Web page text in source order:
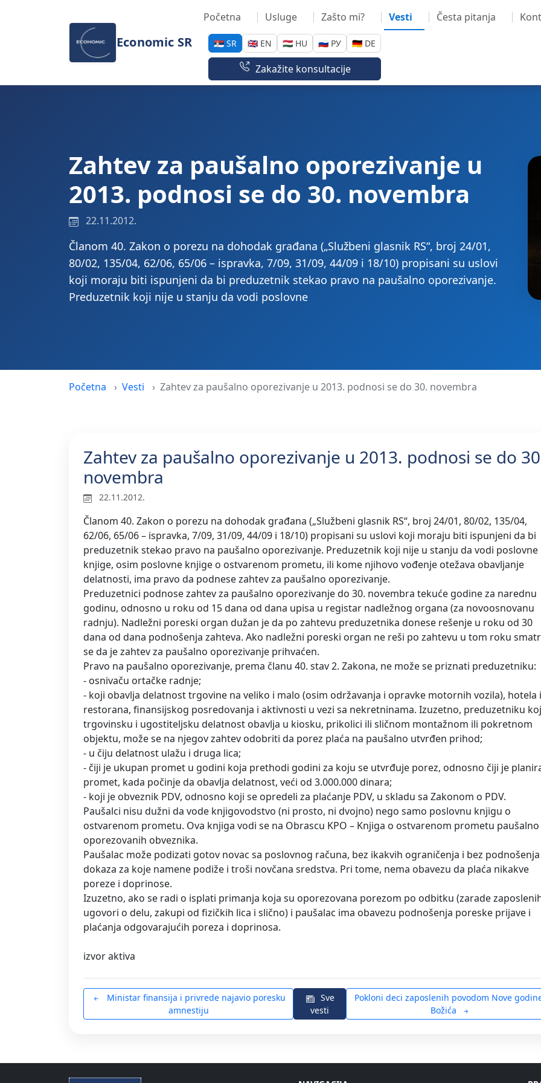
Economic SR
Početna Usluge Zašto mi? Vesti Česta pitanja
🇷🇸 SR 🇬🇧 EN 🇭🇺 HU 🇷🇺 РУ 🇩🇪 DE
Zakažite konsultacije
Zahtev za paušalno oporezivanje u
2013. podnosi se do 30. novembra
22.11.2012.
Članom 40. Zakon o porezu na dohodak građana („Službeni glasnik RS“, broj 24/01,
80/02, 135/04, 62/06, 65/06 – ispravka, 7/09, 31/09, 44/09 i 18/10) propisani su uslovi
koji moraju biti ispunjeni da bi preduzetnik stekao pravo na paušalno oporezivanje.
Preduzetnik koji nije u stanju da vodi poslovne
Početna Vesti Zahtev za paušalno oporezivanje u 2013. podnosi se do 30. novembra
Zahtev za paušalno oporezivanje u 2013. podnosi se do 30.
novembra
22.11.2012.
Članom 40. Zakon o porezu na dohodak građana („Službeni glasnik RS“, broj 24/01, 80/02, 135/04,
62/06, 65/06 – ispravka, 7/09, 31/09, 44/09 i 18/10) propisani su uslovi koji moraju biti ispunjeni da bi
preduzetnik stekao pravo na paušalno oporezivanje. Preduzetnik koji nije u stanju da vodi poslovne
knjige, osim poslovne knjige o ostvarenom prometu, ili kome njihovo vođenje otežava obavljanje
delatnosti, ima pravo da podnese zahtev za paušalno oporezivanje.
Preduzetnici podnose zahtev za paušalno oporezivanje do 30. novembra tekuće godine za narednu
godinu, odnosno u roku od 15 dana od dana upisa u registar nadležnog organa (za novoosnovanu
radnju). Nadležni poreski organ dužan je da po zahtevu preduzetnika donese rešenje u roku od 30
dana od dana podnošenja zahteva. Ako nadležni poreski organ ne reši po zahtevu u tom roku
se da je zahtev za paušalno oporezivanje prihvaćen.
Pravo na paušalno oporezivanje, prema članu 40. stav 2. Zakona, ne može se priznati preduzetniku:
- osnivaču ortačke radnje;
- koji obavlja delatnost trgovine na veliko i malo (osim održavanja i opravke motornih vozila), hotela i
restorana, finansijskog posredovanja i aktivnosti u vezi sa nekretninama. Izuzetno, preduzetniku
trgovinsku i ugostiteljsku delatnost obavlja u kiosku, prikolici ili sličnom montažnom ili pokretnom
objektu, može se na njegov zahtev odobriti da porez plaća na paušalno utvrđen prihod;
- u čiju delatnost ulažu i druga lica;
- čiji je ukupan promet u godini koja prethodi godini za koju se utvrđuje porez, odnosno čiji je
promet, kada počinje da obavlja delatnost, veći od 3.000.000 dinara;
- koji je obveznik PDV, odnosno koji se opredeli za plaćanje PDV, u skladu sa Zakonom o PDV.
Paušalci nisu dužni da vode knjigovodstvo (ni prosto, ni dvojno) nego samo poslovnu knjigu o
ostvarenom prometu. Ova knjiga vodi se na Obrascu KPO – Knjiga o ostvarenom prometu paušalno
oporezovanih obveznika.
Paušalac može podizati gotov novac sa poslovnog računa, bez ikakvih ograničenja i bez podnošenja
dokaza za koje namene podiže i troši novčana sredstva. Pri tome, nema obavezu da plaća nikakve
poreze i doprinose.
Izuzetno, ako se radi o isplati primanja koja su oporezovana porezom po odbitku (zarade
ugovori o delu, zakupi od fizičkih lica i slično) i paušalac ima obavezu podnošenja poreske prijave i
plaćanja odgovarajućih poreza i doprinosa.
izvor aktiva
amnestiju
Sve
vesti
Pokloni deci zaposlenih povodom Nove godine i
Božića